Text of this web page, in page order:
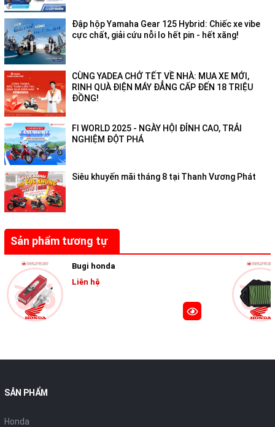
Đập hộp Yamaha Gear 125 Hybrid: Chiếc xe vibe
cực chất, giải cứu nỗi lo hết pin - hết xăng!
CÙNG YADEA CHỞ TẾT VỀ NHÀ: MUA XE MỚI,
RINH QUÀ ĐIỆN MÁY ĐẲNG CẤP ĐẾN 18 TRIỆU
ĐỒNG!
FI WORLD 2025 - NGÀY HỘI ĐỈNH CAO, TRẢI
NGHIỆM ĐỘT PHÁ
Siêu khuyến mãi tháng 8 tại Thanh Vương Phát
Sản phẩm tương tự
Bugi honda
Liên hệ
SẢN PHẨM
Honda